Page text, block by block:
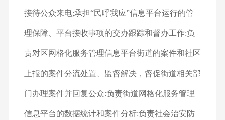
接待公众来电;承担“民呼我应”信息平台运行的管
理保障、平台接收事项的交办跟踪和督办工作:负
责对区网格化服务管理信息平台街道的案件和社区
上报的案件分流处置、监督解决，督促街道相关部
门办理案件并回复公众:负责街道网格化服务管理
信息平台的数据统计和案件分析:负责社会治安防